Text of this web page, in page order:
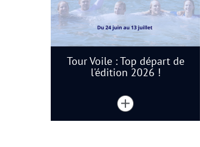
Tour Voile : Top départ de
l'édition 2026 !